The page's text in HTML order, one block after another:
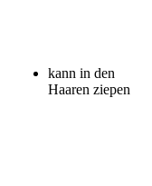
kann in den
Haaren ziepen